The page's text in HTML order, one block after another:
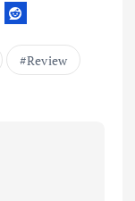
Review